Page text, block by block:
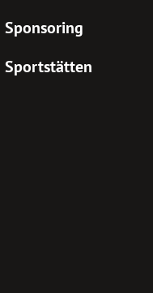
Sponsoring
Sportstätten